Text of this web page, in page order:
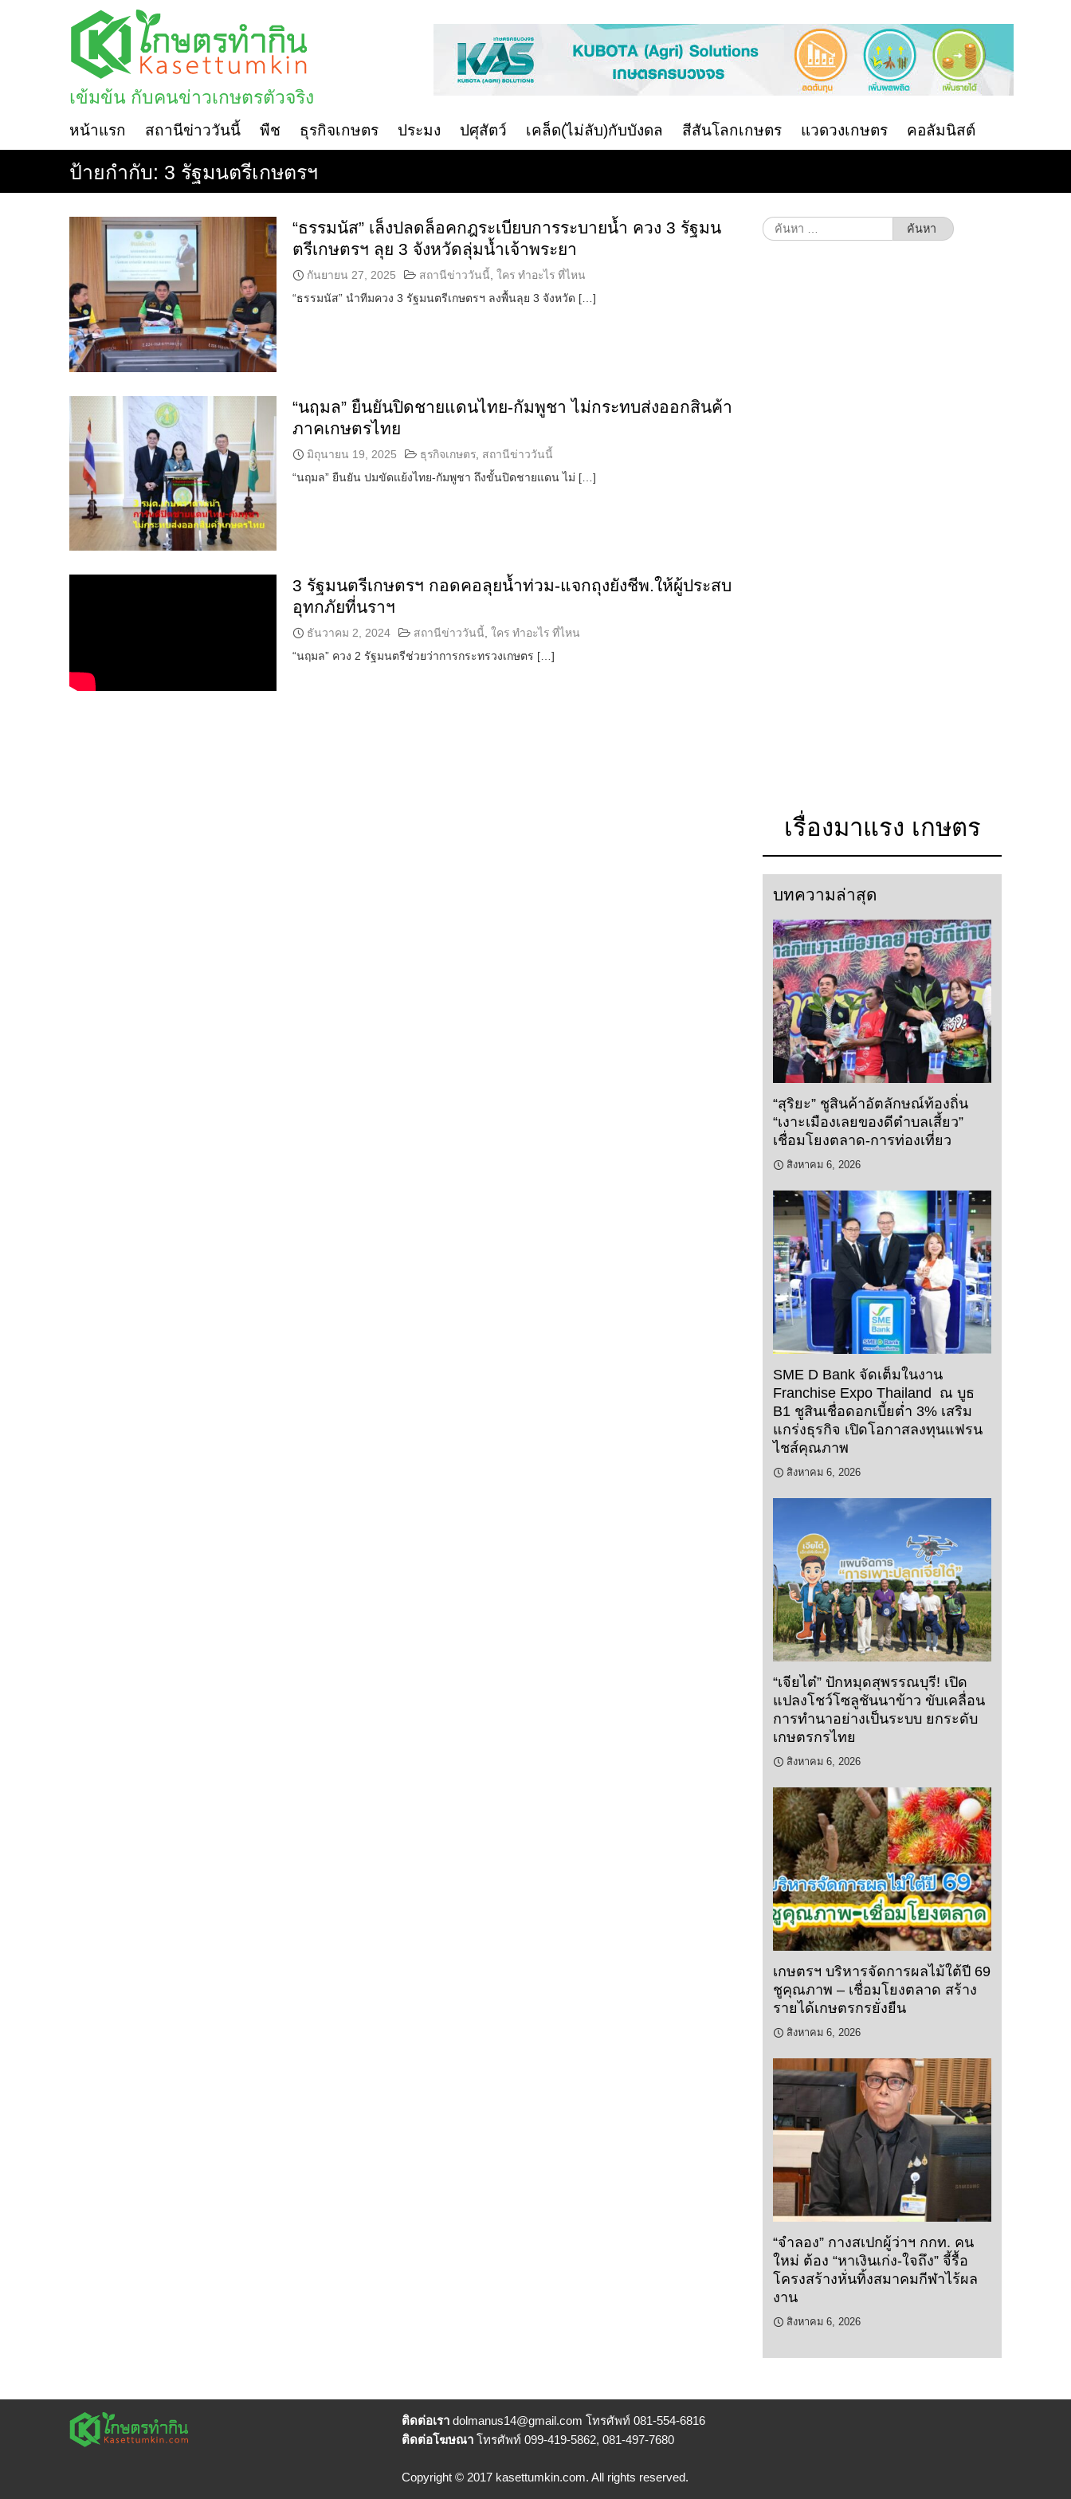
เข้มข้น กับคนข่าวเกษตรตัวจริง
หน้าแรก สถานีข่าววันนี้ พืช ธุรกิจเกษตร ประมง ปศุสัตว์ เคล็ด(ไม่ลับ)กับบังดล สีสันโลกเกษตร แวดวงเกษตร คอลัมนิสต์
ป้ายกำกับ: 3 รัฐมนตรีเกษตรฯ
“ธรรมนัส” เล็งปลดล็อคกฎระเบียบการระบายน้ำ ควง 3 รัฐมน
ตรีเกษตรฯ ลุย 3 จังหวัดลุ่มน้ำเจ้าพระยา
กันยายน 27, 2025 สถานีข่าววันนี้ ใคร ทำอะไร ที่ไหน
“ธรรมนัส” นำทีมควง 3 รัฐมนตรีเกษตรฯ ลงพื้นลุย 3 จังหวัด […]
“นฤมล” ยืนยันปิดชายแดนไทย-กัมพูชา ไม่กระทบส่งออกสินค้า
ภาคเกษตรไทย
มิถุนายน 19, 2025 ธุรกิจเกษตร, สถานีข่าววันนี้
“นฤมล” ยืนยัน ปมขัดแย้งไทย-กัมพูชา ถึงขั้นปิดชายแดน ไม่ […]
3 รัฐมนตรีเกษตรฯ กอดคอลุยน้ำท่วม-แจกถุงยังชีพ.ให้ผู้ประสบ
อุทกภัยที่นราฯ
ธันวาคม 2, 2024 สถานีข่าววันนี้, ใคร ทำอะไร ที่ไหน
“นฤมล” ควง 2 รัฐมนตรีช่วยว่าการกระทรวงเกษตร […]
ค้นหา
สำหรับ:
เรื่องมาแรง เกษตร
บทความล่าสุด
“สุริยะ” ชูสินค้าอัตลักษณ์ท้องถิ่น
“เงาะเมืองเลยของดีตำบลเสี้ยว”
เชื่อมโยงตลาด-การท่องเที่ยว
สิงหาคม 6, 2026
SME D Bank จัดเต็มในงาน
Franchise Expo Thailand ณ บูธ
B1 ชูสินเชื่อดอกเบี้ยต่ำ 3% เสริม
แกร่งธุรกิจ เปิดโอกาสลงทุนแฟรน
ไชส์คุณภาพ
สิงหาคม 6, 2026
“เจียไต๋” ปักหมุดสุพรรณบุรี! เปิด
แปลงโชว์โซลูชันนาข้าว ขับเคลื่อน
การทำนาอย่างเป็นระบบ ยกระดับ
เกษตรกรไทย
สิงหาคม 6, 2026
เกษตรฯ บริหารจัดการผลไม้ใต้ปี 69
ชูคุณภาพ – เชื่อมโยงตลาด สร้าง
รายได้เกษตรกรยั่งยืน
สิงหาคม 6, 2026
“จำลอง” กางสเปกผู้ว่าฯ กกท. คน
ใหม่ ต้อง “หาเงินเก่ง-ใจถึง” จี้รื้อ
โครงสร้างหั่นทิ้งสมาคมกีฬาไร้ผล
งาน
สิงหาคม 6, 2026
ติดต่อเรา dolmanus14@gmail.com โทรศัพท์ 081-554-6816
ติดต่อโฆษณา โทรศัพท์ 099-419-5862, 081-497-7680
Copyright © 2017 kasettumkin.com. All rights reserved.